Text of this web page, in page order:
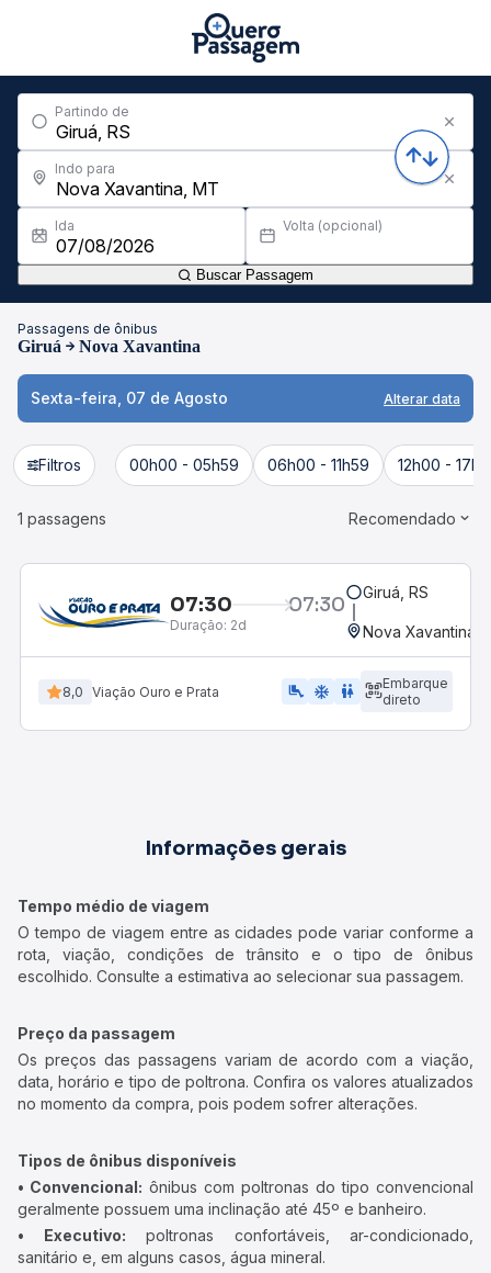
Partindo de
Indo para
Ida Volta (opcional)
Buscar Passagem
Passagens de ônibus
Giruá Nova Xavantina
Sexta-feira, 07 de Agosto Alterar data
Filtros 00h00 - 05h59 06h00 - 11h59 12h00 -
1 passagens Recomendado
07:30 07:30
Duração: 2d
Giruá, RS
Nova Xavantina,
8,0 Viação Ouro e Prata airline_seat_legroom_extra ac_unit WC
Embarque
direto
Informações gerais
Tempo médio de viagem
O tempo de viagem entre as cidades pode variar conforme a
rota, viação, condições de trânsito e o tipo de ônibus
escolhido. Consulte a estimativa ao selecionar sua passagem.
Preço da passagem
Os preços das passagens variam de acordo com a viação,
data, horário e tipo de poltrona. Confira os valores atualizados
no momento da compra, pois podem sofrer alterações.
Tipos de ônibus disponíveis
• Convencional: ônibus com poltronas do tipo convencional
geralmente possuem uma inclinação até 45º e banheiro.
• Executivo: poltronas confortáveis, ar-condicionado,
sanitário e, em alguns casos, água mineral.